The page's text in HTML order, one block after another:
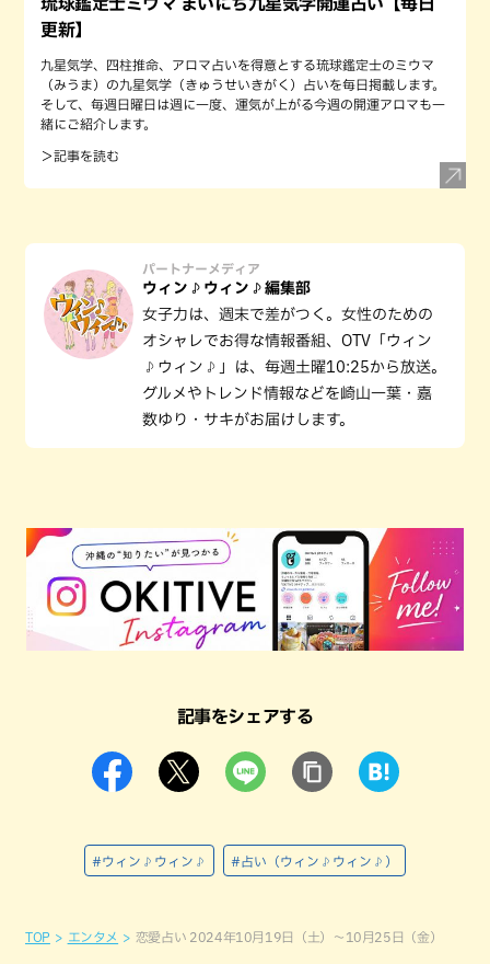
琉球鑑定士ミウマ まいにち九星気学開運占い【毎日
更新】
九星気学、四柱推命、アロマ占いを得意とする琉球鑑定士のミウマ
（みうま）の九星気学（きゅうせいきがく）占いを毎日掲載します。
そして、毎週日曜日は週に一度、運気が上がる今週の開運アロマも一
緒にご紹介します。
＞記事を読む
パートナーメディア
ウィン♪ウィン♪編集部
女子力は、週末で差がつく。女性のための
オシャレでお得な情報番組、OTV「ウィン
♪ウィン♪」は、毎週土曜10:25から放送。
グルメやトレンド情報などを崎山一葉・嘉
数ゆり・サキがお届けします。
記事をシェアする
#ウィン♪ウィン♪ #占い（ウィン♪ウィン♪）
TOP エンタメ 恋愛占い 2024年10月19日（土）～10月25日（金）